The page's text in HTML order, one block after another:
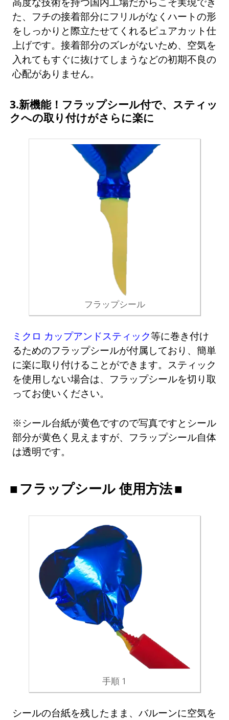
た、フチの接着部分にフリルがなくハートの形
をしっかりと際立たせてくれるピュアカット仕
上げです。接着部分のズレがないため、空気を
入れてもすぐに抜けてしまうなどの初期不良の
心配がありません。
3.新機能！フラップシール付で、スティッ
クへの取り付けがさらに楽に
フラップシール
ミクロ カップアンドスティック等に巻き付け
るためのフラップシールが付属しており、簡単
に楽に取り付けることができます。スティック
を使用しない場合は、フラップシールを切り取
ってお使いください。
※シール台紙が黄色ですので写真ですとシール
部分が黄色く見えますが、フラップシール自体
は透明です。
フラップシール 使用方法
手順 1
シールの台紙を残したまま、バルーンに空気を